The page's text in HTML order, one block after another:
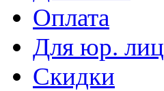
Оплата
Для юр. лиц
Скидки